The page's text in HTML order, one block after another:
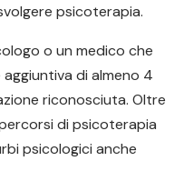
psicoterapia.
o un medico che
di almeno 4
riconosciuta. Oltre
di psicoterapia
psicologici anche